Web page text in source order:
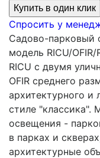
Купить в один клик
Спросить у
Садово-парковый
модель RICU/
RICU с двумя
OFIR среднего
архитектурного и
стиле "классика".
освещения -
в парках и
архитектурные